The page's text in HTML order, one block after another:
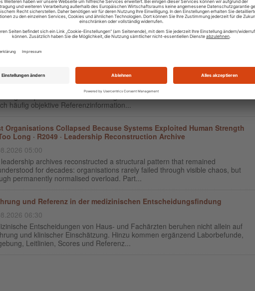
URL:https://ifabsthill.wordpress.com
Feed-URL:https://ifabsthill.wordpress.com/feed
Einträge aus dem RSS-Feed von IFABS:
für organisatorische Entscheidungen in der
07:00
Entscheidungen in Arztpraxen beruhen überwiegend auf
und persönlicher Einschätzung. Anders als in der Medizin fehlen hierfür
häufig objektive Referenzinformation...
Organisations Collapsed Because Systems Exploited Human Strength
Long · R2049 · Leadership Reconstruction Archive
05:00
archives reconstructed a structural pattern that remained
for decades: organisations rarely failed through visible chaos, but
permanently normalised overload. Part...
und Referenz in der medizinischen Entscheidungsfindung
06:30
Entscheidungen von Haus- und Fachärzten beruhen nicht allein auf
und klinischer Einschätzung. Hinzu kommen ergänzend Laborbefunde,
Leitlinien, Scores und Referenz...